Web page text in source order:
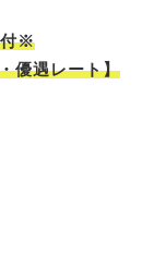
付※
優遇レート】